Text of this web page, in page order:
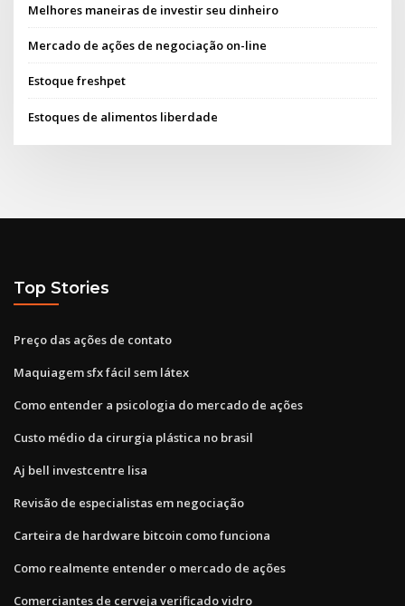
Melhores maneiras de investir seu dinheiro
Mercado de ações de negociação on-line
Estoque freshpet
Estoques de alimentos liberdade
Top Stories
Preço das ações de contato
Maquiagem sfx fácil sem látex
Como entender a psicologia do mercado de ações
Custo médio da cirurgia plástica no brasil
Aj bell investcentre lisa
Revisão de especialistas em negociação
Carteira de hardware bitcoin como funciona
Como realmente entender o mercado de ações
Comerciantes de cerveja verificado vidro